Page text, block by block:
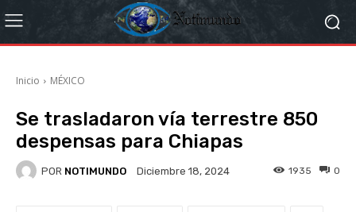
Inicio MÉXICO
Se trasladaron vía terrestre 850
despensas para Chiapas
POR NOTIMUNDO Diciembre 18, 2024 0
1935